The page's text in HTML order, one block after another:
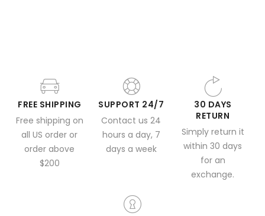
FREE SHIPPING
Free shipping on
all US order or
order above
$200
SUPPORT 24/7
Contact us 24
hours a day, 7
days a week
30 DAYS
RETURN
Simply return it
within 30 days
for an
exchange.